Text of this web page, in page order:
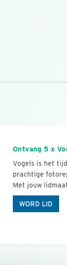
Ontvang 5 x
Vogels is het
prachtige
Met jouw
WORD LID